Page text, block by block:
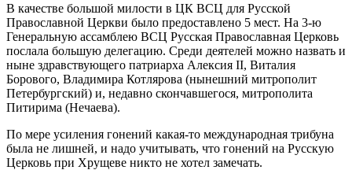
В качестве большой милости в ЦК ВСЦ для Русской
Православной Церкви было предоставлено 5 мест. На 3‑ю
Генеральную ассамблею ВСЦ Русская Православная Церковь
послала большую делегацию. Среди деятелей можно назвать и
ныне здравствующего патриарха Алексия II, Виталия
Борового, Владимира Котлярова (нынешний митрополит
Петербургский) и, недавно скончавшегося, митрополита
Питирима (Нечаева).
По мере усиления гонений какая‑то международная трибуна
была не лишней, и надо учитывать, что гонений на Русскую
Церковь при Хрущеве никто не хотел замечать.